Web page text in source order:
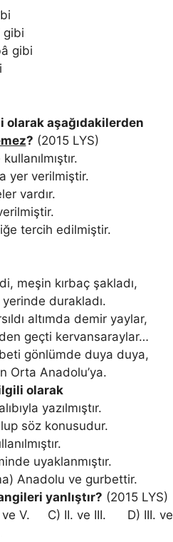
gibi
gibi
olarak aşağıdakilerden
? (2015 LYS)
yer verilmiştir.
vardır.
tercih edilmiştir.
meşin kırbaç şakladı,
durakladı.
altımda demir yaylar,
geçti kervansaraylar…
gönlümde duya duya,
Orta Anadolu’ya.
olarak
yazılmıştır.
söz konusudur.
uyaklanmıştır.
Anadolu ve gurbettir.
yanlıştır? (2015 LYS)
V. C) II. ve III. D) III. ve